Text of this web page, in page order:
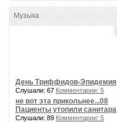
Музыка
День Триффидов-Эпидемия
Слушали: 67 Комментарии: 5
не вот эта прикольнее...08
Пациенты утопили санитара
Слушали: 89 Комментарии: 5